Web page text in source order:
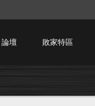
論壇 敗家特區